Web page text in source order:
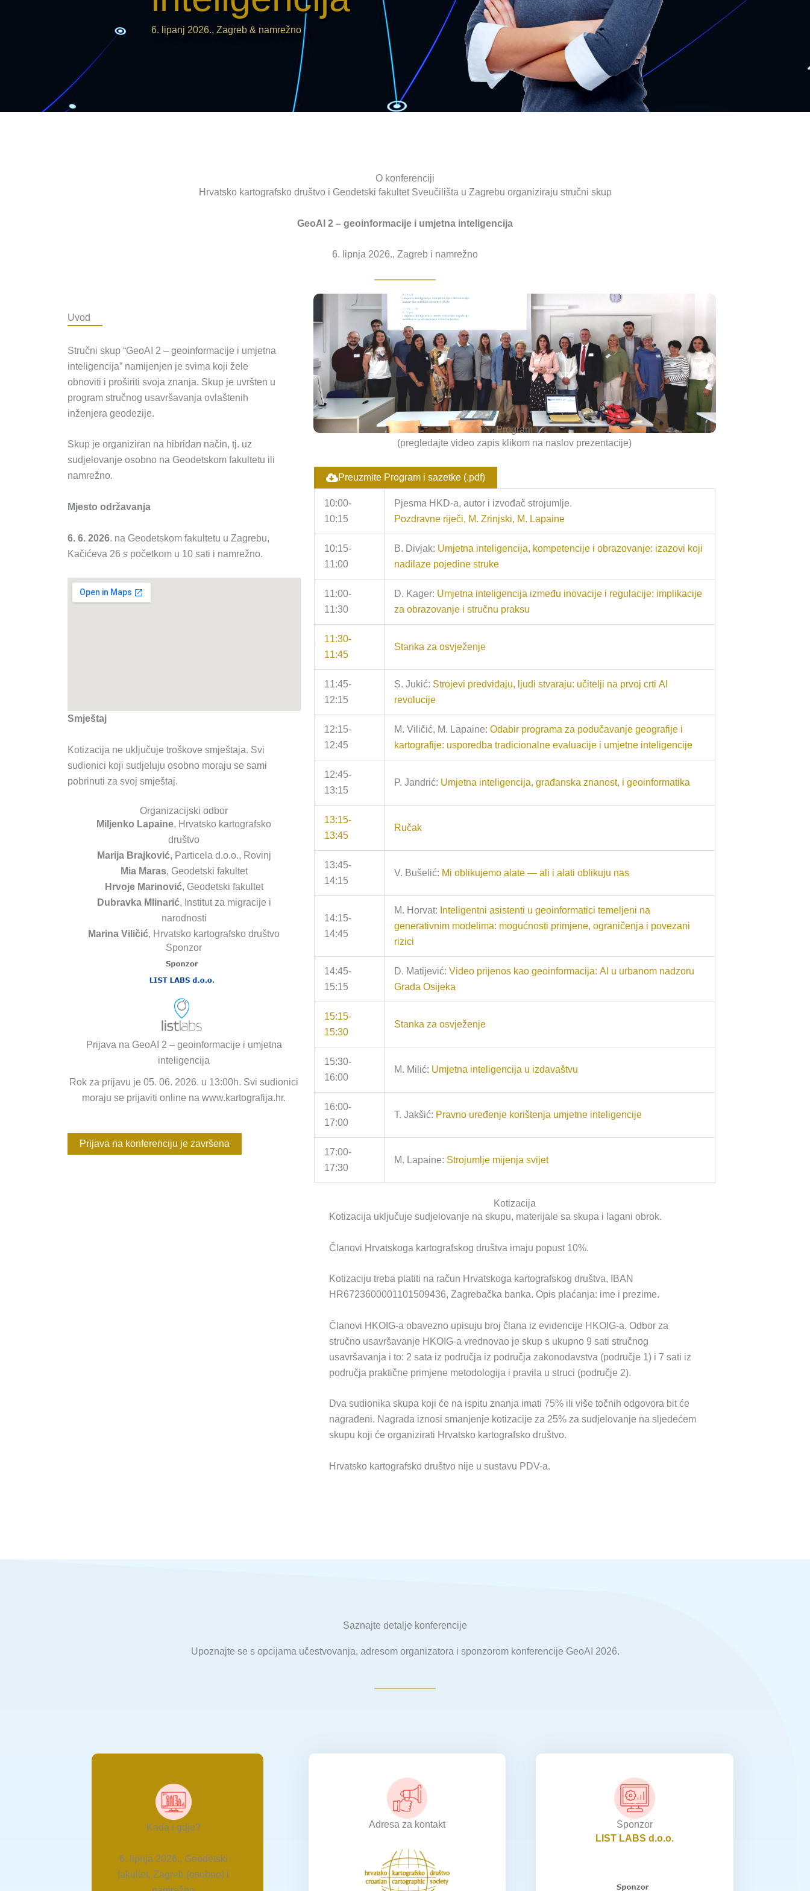
6. lipanj 2026., Zagreb & namrežno
O konferenciji
Hrvatsko kartografsko društvo i Geodetski fakultet Sveučilišta u Zagrebu organiziraju stručni skup
GeoAI 2 – geoinformacije i umjetna inteligencija
6. lipnja 2026., Zagreb i namrežno
Uvod
Stručni skup “GeoAI 2 – geoinformacije i umjetna
inteligencija” namijenjen je svima koji žele
obnoviti i proširiti svoja znanja. Skup je uvršten u
program stručnog usavršavanja ovlaštenih
inženjera geodezije.
Skup je organiziran na hibridan način, tj. uz
sudjelovanje osobno na Geodetskom fakultetu ili
namrežno.
Mjesto održavanja
6. 6. 2026. na Geodetskom fakultetu u Zagrebu,
Kačićeva 26 s početkom u 10 sati i namrežno.
Smještaj
Kotizacija ne uključuje troškove smještaja. Svi
sudionici koji sudjeluju osobno moraju se sami
pobrinuti za svoj smještaj.
Organizacijski odbor
Miljenko Lapaine, Hrvatsko kartografsko
društvo
Marija Brajković, Particela d.o.o., Rovinj
Mia Maras, Geodetski fakultet
Hrvoje Marinović, Geodetski fakultet
Dubravka Mlinarić, Institut za migracije i
narodnosti
Marina Viličić, Hrvatsko kartografsko društvo
Sponzor
Prijava na GeoAI 2 – geoinformacije i umjetna
inteligencija
Rok za prijavu je 05. 06. 2026. u 13:00h. Svi sudionici
moraju se prijaviti online na www.kartografija.hr.
Prijava na konferenciju je završena
Program
(pregledajte video zapis klikom na naslov prezentacije)
Preuzmite Program i sazetke (.pdf)
10:00-
10:15
Pjesma HKD-a, autor i izvođač strojumlje.
Pozdravne riječi, M. Zrinjski, M. Lapaine
10:15-
11:00
B. Divjak: Umjetna inteligencija, kompetencije i obrazovanje: izazovi koji
nadilaze pojedine struke
11:00-
11:30
D. Kager: Umjetna inteligencija između inovacije i regulacije: implikacije
za obrazovanje i stručnu praksu
11:30-
11:45
Stanka za osvježenje
11:45-
12:15
S. Jukić: Strojevi predviđaju, ljudi stvaraju: učitelji na prvoj crti AI
revolucije
12:15-
12:45
M. Viličić, M. Lapaine: Odabir programa za podučavanje geografije i
kartografije: usporedba tradicionalne evaluacije i umjetne inteligencije
12:45-
13:15
P. Jandrić: Umjetna inteligencija, građanska znanost, i geoinformatika
13:15-
13:45
Ručak
13:45-
14:15
V. Bušelić: Mi oblikujemo alate — ali i alati oblikuju nas
14:15-
14:45
M. Horvat: Inteligentni asistenti u geoinformatici temeljeni na
generativnim modelima: mogućnosti primjene, ograničenja i povezani
rizici
14:45-
15:15
D. Matijević: Video prijenos kao geoinformacija: AI u urbanom nadzoru
Grada Osijeka
15:15-
15:30
Stanka za osvježenje
15:30-
16:00
M. Milić: Umjetna inteligencija u izdavaštvu
16:00-
17:00
T. Jakšić: Pravno uređenje korištenja umjetne inteligencije
17:00-
17:30
M. Lapaine: Strojumlje mijenja svijet
Kotizacija
Kotizacija uključuje sudjelovanje na skupu, materijale sa skupa i lagani obrok.
Članovi Hrvatskoga kartografskog društva imaju popust 10%.
Kotizaciju treba platiti na račun Hrvatskoga kartografskog društva, IBAN
HR6723600001101509436, Zagrebačka banka. Opis plaćanja: ime i prezime.
Članovi HKOIG-a obavezno upisuju broj člana iz evidencije HKOIG-a. Odbor za
stručno usavršavanje HKOIG-a vrednovao je skup s ukupno 9 sati stručnog
usavršavanja i to: 2 sata iz područja iz područja zakonodavstva (područje 1) i 7 sati iz
područja praktične primjene metodologija i pravila u struci (područje 2).
Dva sudionika skupa koji će na ispitu znanja imati 75% ili više točnih odgovora bit će
nagrađeni. Nagrada iznosi smanjenje kotizacije za 25% za sudjelovanje na sljedećem
skupu koji će organizirati Hrvatsko kartografsko društvo.
Hrvatsko kartografsko društvo nije u sustavu PDV-a.
Saznajte detalje konferencije
Upoznajte se s opcijama učestvovanja, adresom organizatora i sponzorom konferencije GeoAI 2026.
Kada i gdje?
6. lipnja 2026., Geodetski
fakultet, Zagreb (osobno) i
Adresa za kontakt
Sponzor
LIST LABS d.o.o.